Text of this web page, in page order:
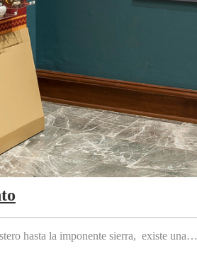
hasta la imponente sierra, existe una…